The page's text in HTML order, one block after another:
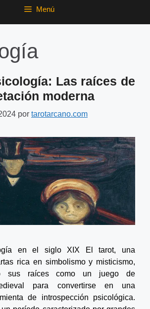
Menú
Las raíces de
moderna
por tarotarcano.com
en el siglo XIX El tarot, una
rica en simbolismo y misticismo,
sus raíces como un juego de
para convertirse en una
de introspección psicológica.